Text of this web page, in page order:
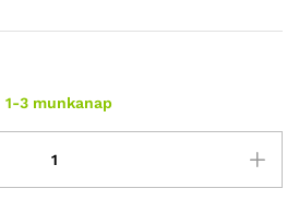
1-3 munkanap